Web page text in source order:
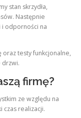
stan skrzydła,
Następnie
odporności na
oraz testy funkcjonalne,
drzwi.
firmę?
ze względu na
czas realizacji.